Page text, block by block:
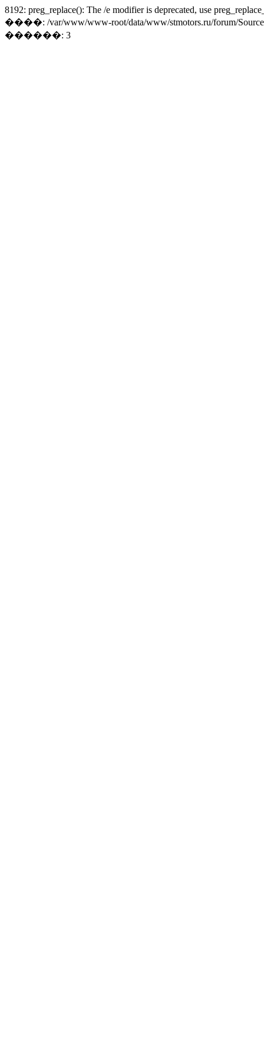
8192: preg_replace(): The /e modifier is deprecated, use
����: /var/www/www-root/data/www/stmotors.ru/forum/
������: 3